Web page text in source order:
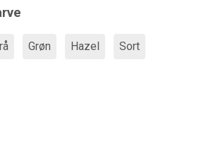
Grøn Hazel Sort